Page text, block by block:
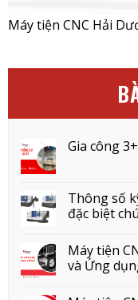
Máy tiện CNC Hải
Gia công
Thông số
đặc biệt
Máy tiện
và Ứng